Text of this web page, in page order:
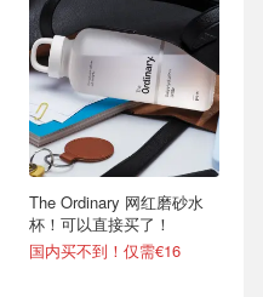
The Ordinary 网红磨砂水
杯！可以直接买了！
国内买不到！仅需€16